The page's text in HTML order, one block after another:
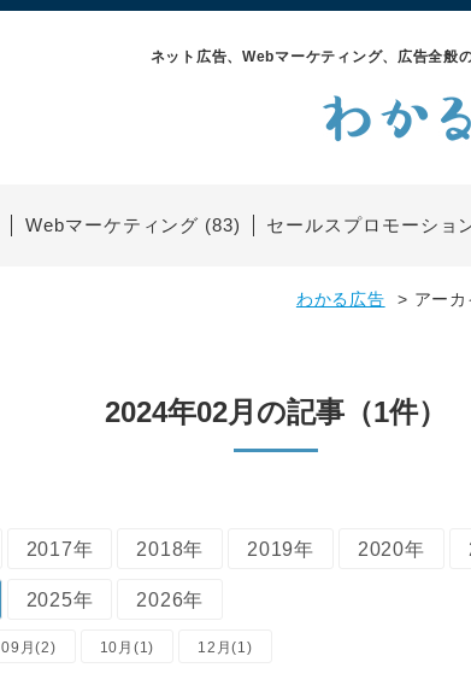
ネット広告、Webマーケティング、 広告全般
Webマーケティング (83) セールスプロモーショ
わかる広告 アー
2024年02月の記事（1件）
2017年 2018年 2019年 2020年
2025年 2026年
09月(2) 10月(1) 12月(1)